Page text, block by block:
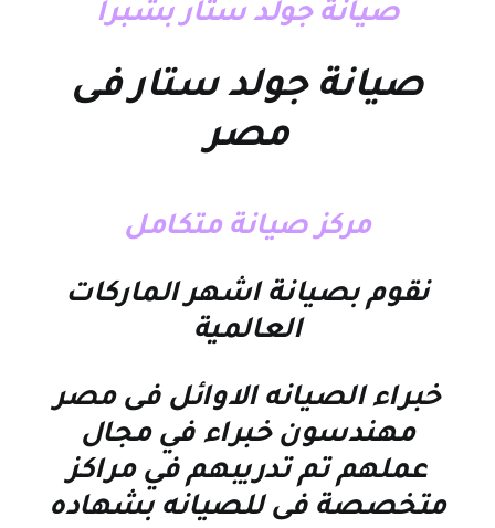
صيانة جولد ستار بشبرا
صيانة جولد ستار فى
مصر
مركز صيانة متكامل
نقوم بصيانة اشهر الماركات
العالمية
خبراء الصيانه الاوائل فى مصر
مهندسون خبراء في مجال
عملهم تم تدريبهم في مراكز
متخصصة فى للصيانه بشهاده